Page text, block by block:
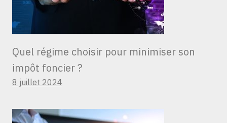
Quel régime choisir pour minimiser son
impôt foncier ?
8 juillet 2024